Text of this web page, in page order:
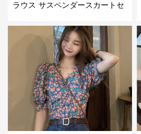
ラウス サスペンダースカートセ